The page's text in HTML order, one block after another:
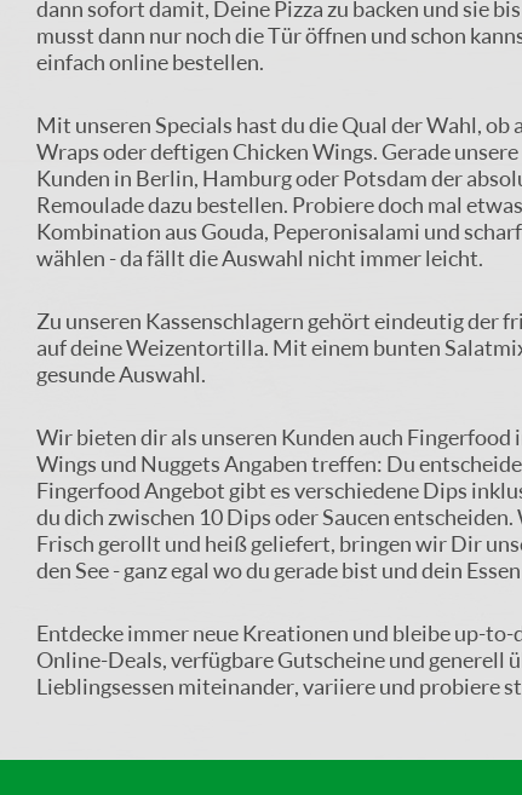
dann sofort damit, Deine Pizza zu backen und sie
musst dann nur noch die Tür öffnen und schon
einfach online bestellen.
Mit unseren Specials hast du die Qual der Wahl,
Wraps oder deftigen Chicken Wings. Gerade
Kunden in Berlin, Hamburg oder Potsdam der
Remoulade dazu bestellen. Probiere doch mal
Kombination aus Gouda, Peperonisalami und
wählen - da fällt die Auswahl nicht immer leicht.
Zu unseren Kassenschlagern gehört eindeutig der
auf deine Weizentortilla. Mit einem bunten
gesunde Auswahl.
Wir bieten dir als unseren Kunden auch Fingerfood
Wings und Nuggets Angaben treffen: Du
Fingerfood Angebot gibt es verschiedene Dips
du dich zwischen 10 Dips oder Saucen
Frisch gerollt und heiß geliefert, bringen wir Dir
den See - ganz egal wo du gerade bist und dein
Entdecke immer neue Kreationen und bleibe up-
Online-Deals, verfügbare Gutscheine und generell
Lieblingsessen miteinander, variiere und probiere